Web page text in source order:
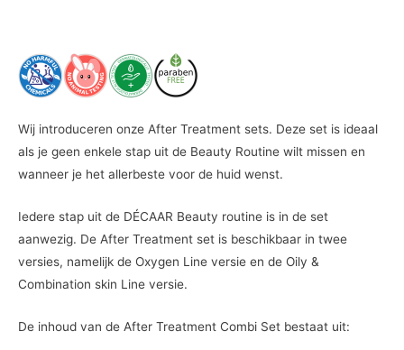
Wij introduceren onze After Treatment sets. Deze set is ideaal
als je geen enkele stap uit de Beauty Routine wilt missen en
wanneer je het allerbeste voor de huid wenst.
Iedere stap uit de DÉCAAR Beauty routine is in de set
aanwezig. De After Treatment set is beschikbaar in twee
versies, namelijk de Oxygen Line versie en de Oily &
Combination skin Line versie.
De inhoud van de After Treatment Combi Set bestaat uit: